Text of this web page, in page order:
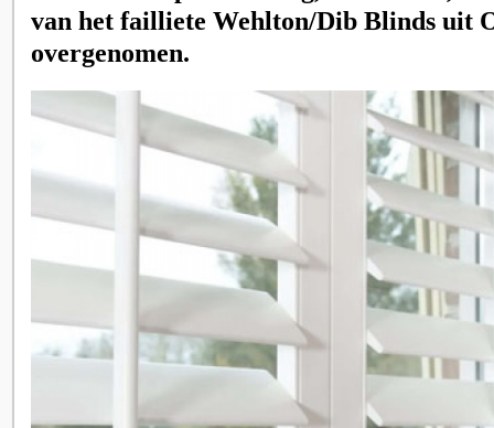
van het failliete Wehlton/Dib Blinds uit
overgenomen.